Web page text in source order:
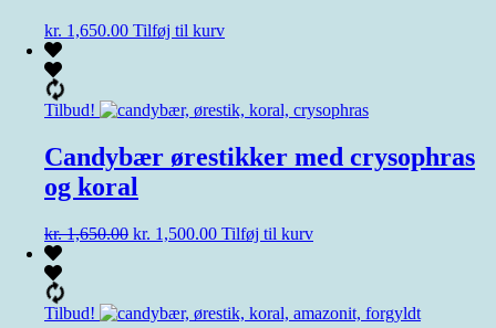
kr. 1,650.00 Tilføj til kurv
Tilbud!
Candybær ørestikker med crysophras
og koral
kr.1,650.00 Den
kr. 1,650.00.
kr. 1,500.00Den
kr. 1,500.00.
Tilføj til kurv
Tilbud!